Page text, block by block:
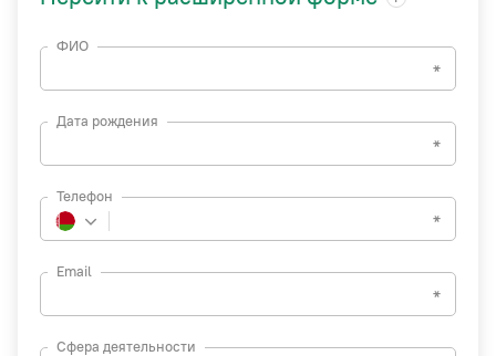
ФИО
Дата рождения
Телефон
Email
Сфера деятельности